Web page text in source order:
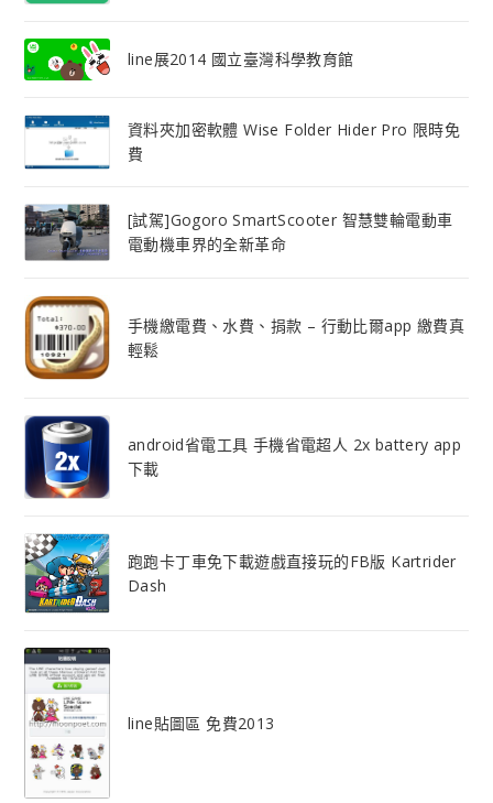
line展2014 國立臺灣科學教育館
資料夾加密軟體 Wise Folder Hider Pro 限時免
費
[試駕]Gogoro SmartScooter 智慧雙輪電動車
電動機車界的全新革命
手機繳電費、水費、捐款 – 行動比爾app 繳費真
輕鬆
android省電工具 手機省電超人 2x battery app
下載
跑跑卡丁車免下載遊戲直接玩的FB版 Kartrider
Dash
line貼圖區 免費2013